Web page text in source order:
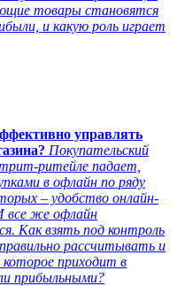
товары становятся
и какую роль играет
управлять
Покупательский
ритейле падает,
в офлайн по ряду
– удобство онлайн-
все же офлайн
Как взять под контроль
рассчитывать и
приходит в
прибыльными?